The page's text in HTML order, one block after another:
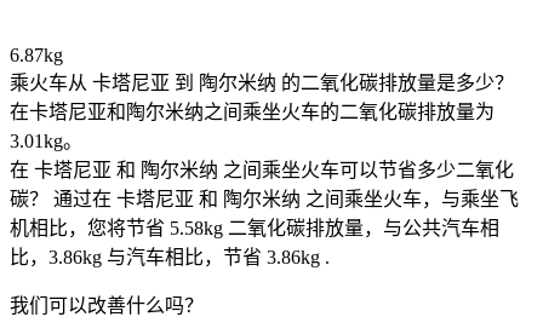
6.87kg
乘火车从 卡塔尼亚 到 陶尔米纳 的二氧化碳排放量是多少？
在卡塔尼亚和陶尔米纳之间乘坐火车的二氧化碳排放量为
3.01kg。
在 卡塔尼亚 和 陶尔米纳 之间乘坐火车可以节省多少二氧化
碳？
通过在 卡塔尼亚 和 陶尔米纳 之间乘坐火车，与乘坐飞
机相比，您将节省 5.58kg 二氧化碳排放量，与公共汽车相
比，3.86kg 与汽车相比，节省 3.86kg .
我们可以改善什么吗？